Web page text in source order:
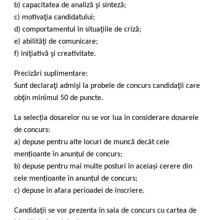
b) capacitatea de analiză şi sinteză;
c) motivaţia candidatului;
d) comportamentul în situaţiile de criză;
e) abilităţi de comunicare;
f) iniţiativă şi creativitate.
Precizări suplimentare:
Sunt declaraţi admişi la probele de concurs candidaţii care
obţin minimul 50 de puncte.
La selecția dosarelor nu se vor lua în considerare dosarele
de concurs:
a) depuse pentru alte locuri de muncă decât cele
mențioante în anunțul de concurs;
b) depuse pentru mai multe posturi în aceiași cerere din
cele mențioante în anunțul de concurs;
c) depuse în afara perioadei de înscriere.
Candidaţii se vor prezenta în sala de concurs cu cartea de